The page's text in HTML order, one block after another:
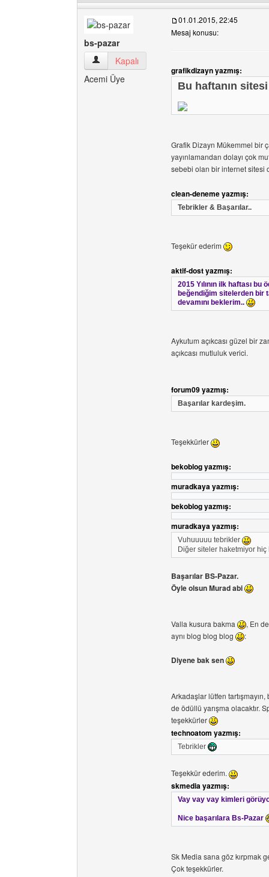
bs-pazar
bs-pazar Kullanıcının profilini görüntüle
Kapalı
Acemi Üye
01.01.2015, 22:45
Mesaj konusu:
grafikdizayn yazmış:
Bu haftanın
Grafik Dizayn Mükemmel bir
yayınlamandan dolayı çok
sebebi olan bir internet sitesi
clean-deneme yazmış:
Tebrikler & Başarılar..
Teşekür ederim
aktif-dost yazmış:
2015 Yılının ilk haftası
beğendiğim sitelerden bir
devamını beklerim..
Aykutum açıkcası güzel bir
açıkcası mutluluk verici.
forum09 yazmış:
Başarılar kardeşim.
Teşekkürler
bekoblog yazmış:
muradkaya yazmış:
bekoblog yazmış:
muradkaya yazmış:
Vuhuuuuu tebrikler
Diğer siteler haketmiyor
Başarılar BS-Pazar.
Öyle olsun Murad abi
Valla kusura bakma
, En
aynı blog blog blog
:
Diyene bak sen
Arkadaşlar lütfen
de ödüllü yarışma olacaktır.
teşekkürler
technoatom yazmış:
Tebrikler
Teşekkür ederim.
skmedia yazmış:
Vay vay vay kimleri
Nice başarılara Bs-Pazar
Sk Media sana göz kırpmak
Çok teşekkürler.